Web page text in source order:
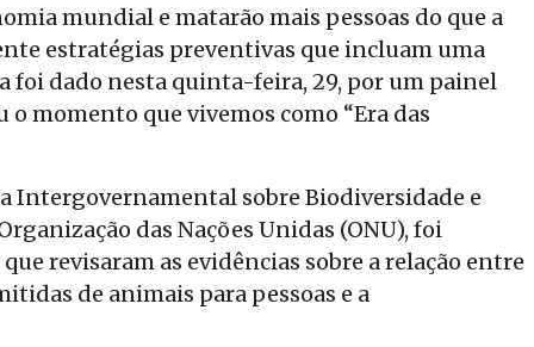
mundial e matarão mais pessoas do que a
estratégias preventivas que incluam uma
foi dado nesta quinta-feira, 29, por um painel
momento que vivemos como “Era das
Intergovernamental sobre Biodiversidade e
das Nações Unidas (ONU), foi
revisaram as evidências sobre a relação entre
de animais para pessoas e a